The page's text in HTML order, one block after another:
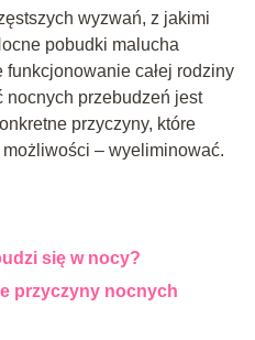
wyzwań, z jakimi
pobudki malucha
całej rodziny
nocnych przebudzeń jest
przyczyny, które
– wyeliminować.
się w nocy?
przyczyny nocnych